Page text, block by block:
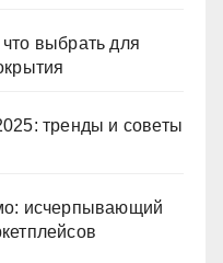
выбрать для
тренды и советы
исчерпывающий